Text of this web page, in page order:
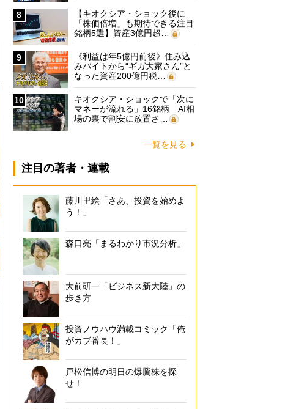
8
【キオクシア・ショック後に
「株価倍増」も期待できる注目
銘柄5選】資産3億円超…
9
《利益は年5億円前後》住み込
みバイトから“ギガ大家さん”と
なった資産200億円税…
10
キオクシア・ショックで「次に
マネーが流れる」16銘柄 AI相
場の裏で割安に放置さ…
一覧を見る
注目の著者・連載
藤川里絵「さあ、投資を始めよ
う！」
森口亮「まるわかり市況分析」
大前研一「ビジネス新大陸」の
歩き方
投資ノウハウ満載コミック「俺
がカブ番長！」
戸松信博の明日の爆騰株を探
せ！